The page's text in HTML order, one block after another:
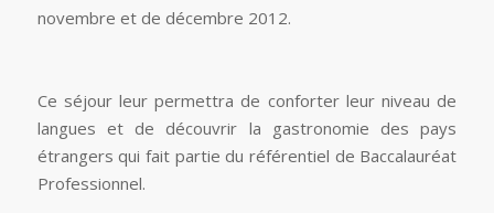
novembre et de décembre 2012.
Ce séjour leur permettra de conforter leur niveau de
langues et de découvrir la gastronomie des pays
étrangers qui fait partie du référentiel de Baccalauréat
Professionnel.